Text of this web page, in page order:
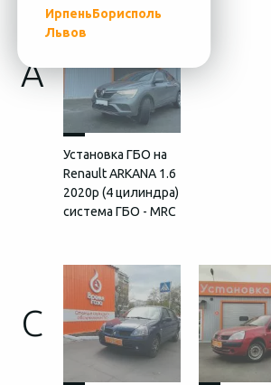
ИрпеньБорисполь
Львов
A
Установка ГБО на
Renault ARKANA 1.6
2020р (4 цилиндра)
система ГБО - MRC
C